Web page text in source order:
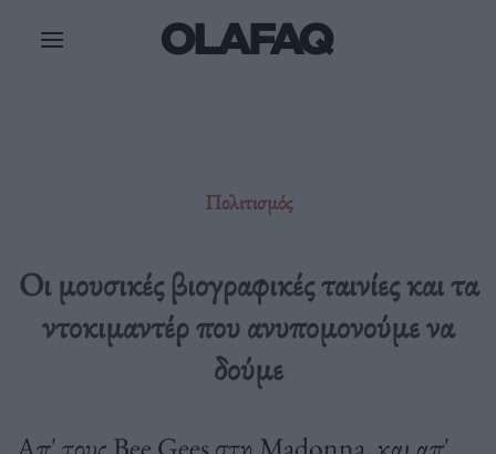
Πολιτισμός
Οι μουσικές βιογραφικές ταινίες και τα
ντοκιμαντέρ που ανυπομονούμε να
δούμε